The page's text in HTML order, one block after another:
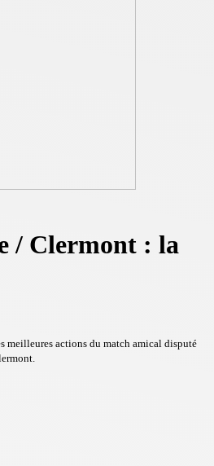
/ Clermont : la
meilleures actions du match amical disputé